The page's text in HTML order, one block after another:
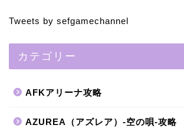
Tweets by sefgamechannel
カテゴリー
AFKアリーナ攻略
AZUREA（アズレア）-空の唄-攻略